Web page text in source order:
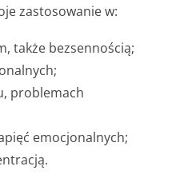
zastosowanie w:
także bezsennością;
problemach
emocjonalnych;